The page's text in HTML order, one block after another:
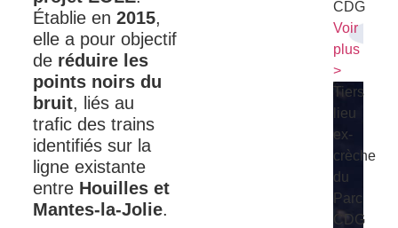
CDG
Voir
plus
>
Tiers
lieu
ex-
crèche
du
Parc
CDG
Établie en 2015,
elle a pour objectif
de réduire les
points noirs du
bruit, liés au
trafic des trains
identifiés sur la
ligne existante
entre Houilles et
Mantes-la-Jolie.